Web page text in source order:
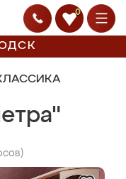
0